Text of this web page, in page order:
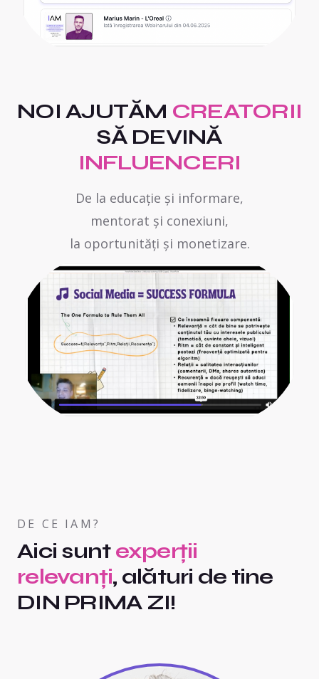
NOI AJUTĂM CREATORII
SĂ DEVINĂ
INFLUENCERI
De la educație și informare,
mentorat și conexiuni,
la oportunități și monetizare.
DE CE IAM?
Aici suntexperții
relevanți, alături de tine
DIN PRIMA ZI!